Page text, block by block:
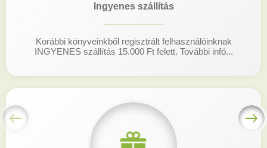
Ingyenes szállítás
Korábbi könyveinkből regisztrált felhasználóinknak
INGYENES szállítás 15.000 Ft felett. További infó...